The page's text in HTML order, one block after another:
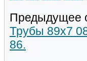
Предыдущее
Трубы 89х7
86.